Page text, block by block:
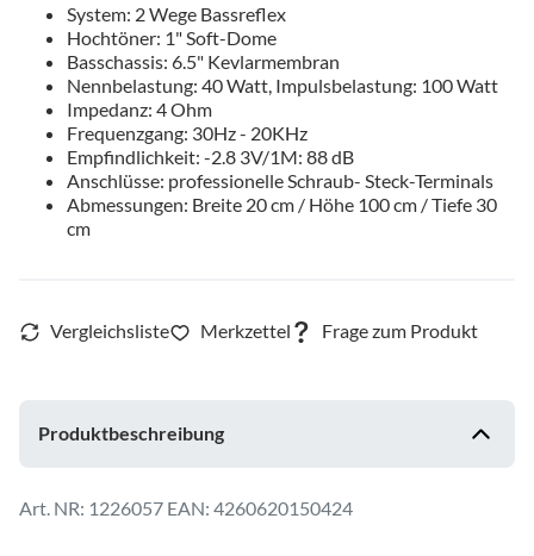
System: 2 Wege Bassreflex
Hochtöner: 1" Soft-Dome
Basschassis: 6.5" Kevlarmembran
Nennbelastung: 40 Watt, Impulsbelastung: 100 Watt
Impedanz: 4 Ohm
Frequenzgang: 30Hz - 20KHz
Empfindlichkeit: -2.8 3V/1M: 88 dB
Anschlüsse: professionelle Schraub- Steck-Terminals
Abmessungen: Breite 20 cm / Höhe 100 cm / Tiefe 30
cm
Produktbeschreibung
1226057 EAN: 4260620150424